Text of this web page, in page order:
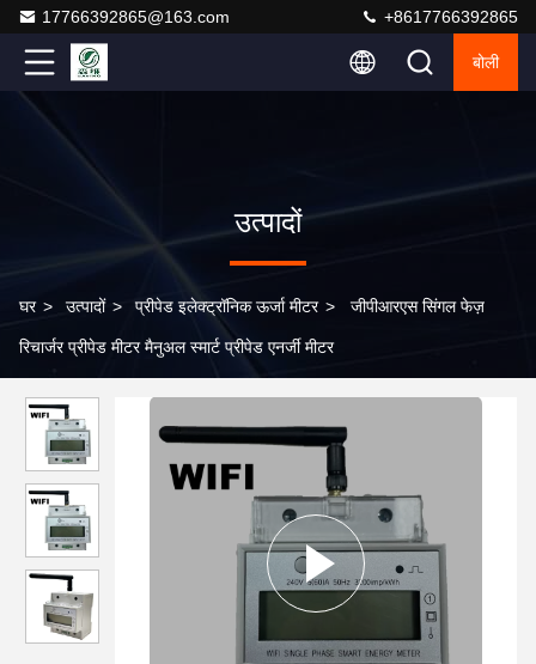
17766392865@163.com +8617766392865
बोली
उत्पादों
घर > उत्पादों > प्रीपेड इलेक्ट्रॉनिक ऊर्जा मीटर > जीपीआरएस सिंगल फेज़
रिचार्जर प्रीपेड मीटर मैनुअल स्मार्ट प्रीपेड एनर्जी मीटर